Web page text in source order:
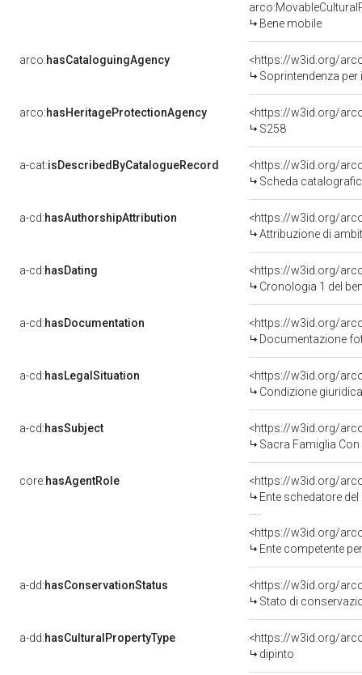
Bene mobile
arco:hasCataloguingAgency
<https://w3id.org/
Soprintendenza
arco:hasHeritageProtectionAgency
<https://w3id.org/
S258
a-cat:isDescribedByCatalogueRecord
<https://w3id.org/
Scheda
a-cd:hasAuthorshipAttribution
<https://w3id.org/
Attribuzione di
a-cd:hasDating
<https://w3id.org/
Cronologia 1 del
a-cd:hasDocumentation
Documentazione
a-cd:hasLegalSituation
Condizione
a-cd:hasSubject
<https://w3id.org/
Sacra Famiglia
core:hasAgentRole
<https://w3id.org/
Ente schedatore del bene
<https://w3id.org/
Ente competente per
a-dd:hasConservationStatus
<https://w3id.org/
Stato di
a-dd:hasCulturalPropertyType
<https://w3id.org/
dipinto